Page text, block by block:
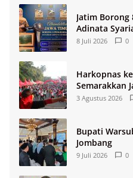
Jatim Borong
Adinata
8 Juli 2026 0
Harkopnas
Semarakkan
Paket Umroh
3 Agustus 2026
Bupati
Jombang
9 Juli 2026 0